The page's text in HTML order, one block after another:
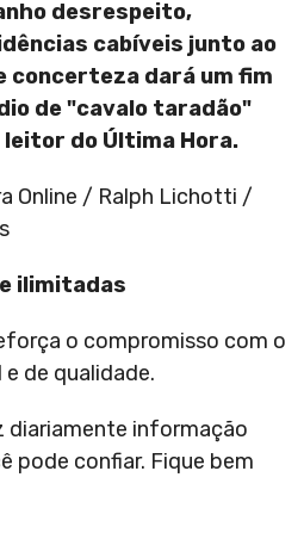
desrespeito,
cabíveis junto ao
concerteza dará um fim
de "cavalo taradão"
do Última Hora.
Online / Ralph Lichotti /
ilimitadas
o compromisso com o
de qualidade.
diariamente informação
pode confiar. Fique bem